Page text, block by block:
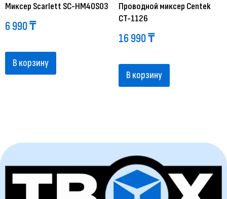
Миксер Scarlett SC-HM40S03
6 990₸
В корзину
Проводной миксер Centek
CT-1126
16 990₸
В корзину